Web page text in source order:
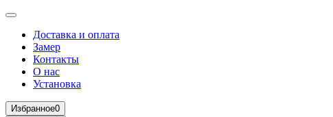
Доставка и оплата
Замер
Контакты
О нас
Установка
Избранное0